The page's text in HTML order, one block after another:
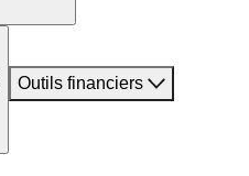
Outils financiers